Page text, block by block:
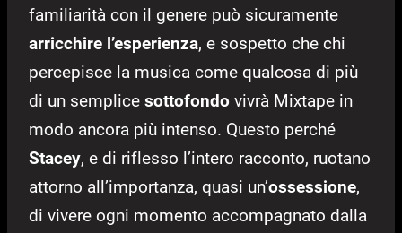
familiarità con il genere può sicuramente
arricchire l’esperienza, e sospetto che chi
percepisce la musica come qualcosa di più
di un semplice sottofondo vivrà Mixtape in
modo ancora più intenso. Questo perché
Stacey, e di riflesso l’intero racconto, ruotano
attorno all’importanza, quasi un’ossessione,
di vivere ogni momento accompagnato dalla